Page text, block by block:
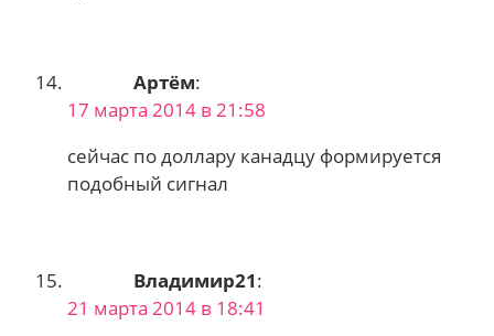
Артём:
17 марта 2014 в 21:58
сейчас по доллару канадцу формируется
подобный сигнал
Владимир21:
21 марта 2014 в 18:41